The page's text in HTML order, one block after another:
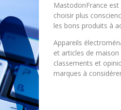
MastodonFrance
choisir plus
les bons produits à
Appareils
et articles de
classements et
marques à